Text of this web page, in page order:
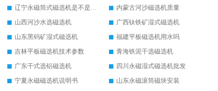
辽宁永磁筒式磁选机是不是强磁
内蒙古河沙磁选机质量
山西河沙水选磁选机
广西钛铁矿湿式磁选机
山东黑钨矿湿式磁选机
福建平板磁选机用水吗
吉林平板磁选机技术参数
青海铁泥干选磁选机
广东干式选铝磁选机
四川永磁湿式磁选机批发
宁夏永磁磁选机说明书
山东永磁滚筒磁块安装